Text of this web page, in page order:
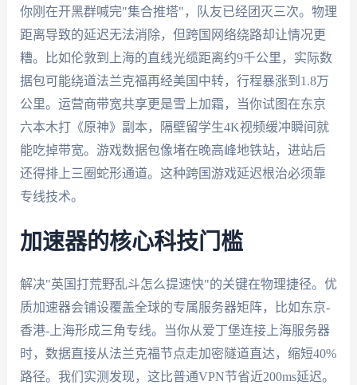
你刚在开黑群喊完"集合推塔"，队友已经团灭三次。物理
距离导致的延迟无法消除，但跨国网络绕路却让情况更
糟。比如伦敦到上海的直线光缆距离约9千公里，实际数
据包可能绕道法兰克福再经美国中转，行程暴涨到1.8万
公里。运营商带宽共享更是雪上加霜，当你试图在东京
六本木打《原神》副本，隔壁留学生4K视频缓冲瞬间就
能吃掉带宽。游戏数据包像堵在晚高峰地铁站，进站后
还得排上三圈蛇形通道。这种跨国游戏延迟根治必须靠
专线技术。
加速器的核心科技门槛
解决"英国打荒野乱斗怎么提速快"的关键在物理捷径。优
质加速器会铺设覆盖全球的专属服务器矩阵，比如东京-
香港-上海形成三角专线。当你从爱丁堡连接上海服务器
时，数据直接从法兰克福节点走加密隧道直达，缩短40%
路径。我们实测发现，这比普通VPN节省近200ms延迟。